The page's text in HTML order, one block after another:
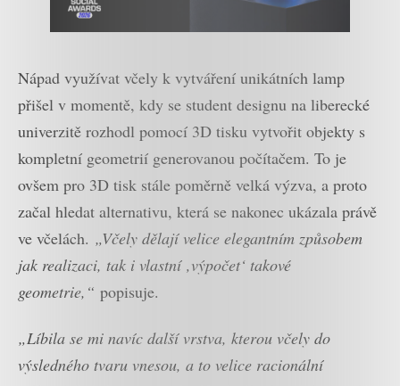
Nápad využívat včely k vytváření unikátních lamp
přišel v momentě, kdy se student designu na liberecké
univerzitě rozhodl pomocí 3D tisku vytvořit objekty s
kompletní geometrií generovanou počítačem. To je
ovšem pro 3D tisk stále poměrně velká výzva, a proto
začal hledat alternativu, která se nakonec ukázala právě
ve včelách. „Včely dělají velice elegantním způsobem
jak realizaci, tak i vlastní ‚výpočet‘ takové
geometrie,“ popisuje.
„Líbila se mi navíc další vrstva, kterou včely do
výsledného tvaru vnesou, a to velice racionální